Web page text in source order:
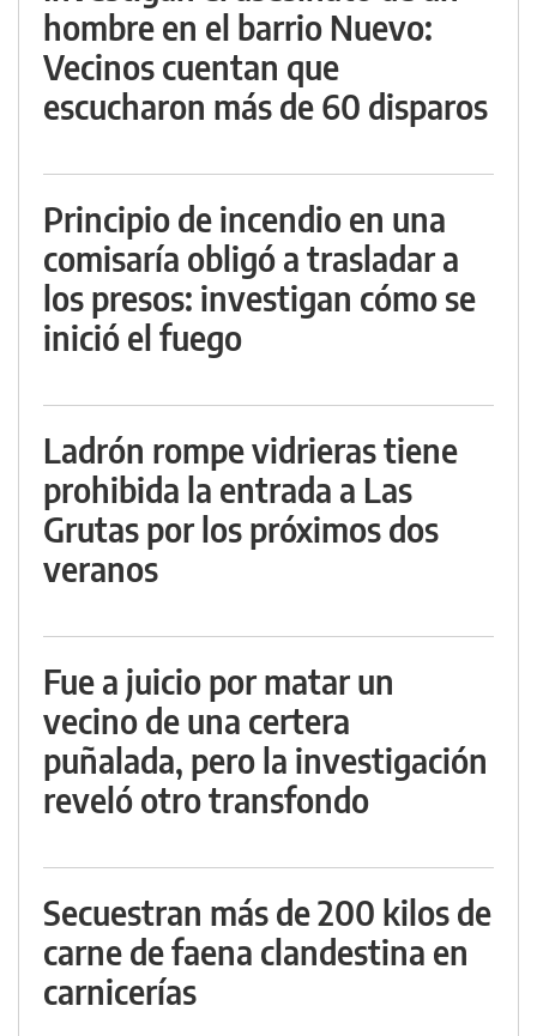
hombre en el barrio Nuevo:
Vecinos cuentan que
escucharon más de 60 disparos
Principio de incendio en una
comisaría obligó a trasladar a
los presos: investigan cómo se
inició el fuego
Ladrón rompe vidrieras tiene
prohibida la entrada a Las
Grutas por los próximos dos
veranos
Fue a juicio por matar un
vecino de una certera
puñalada, pero la investigación
reveló otro transfondo
Secuestran más de 200 kilos de
carne de faena clandestina en
carnicerías